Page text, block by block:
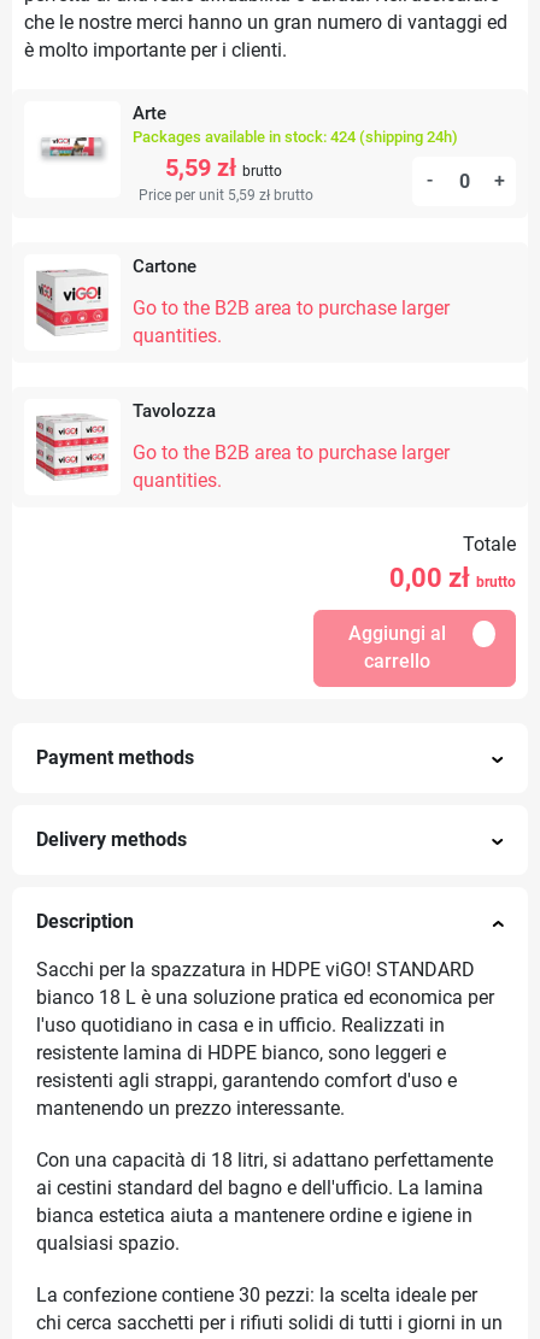
che le nostre merci hanno un gran numero di vantaggi ed
è molto importante per i clienti.
Arte
Packages available in stock: 424 (shipping 24h)
5,59 zł brutto
Price per unit 5,59 zł brutto
- +
Cartone
Go to the B2B area to purchase larger
quantities.
Tavolozza
Go to the B2B area to purchase larger
quantities.
Totale
0,00 zł brutto
Aggiungi al
carrello
Payment methods
Delivery methods
Description
Sacchi per la spazzatura in HDPE viGO! STANDARD
bianco 18 L è una soluzione pratica ed economica per
l'uso quotidiano in casa e in ufficio. Realizzati in
resistente lamina di HDPE bianco, sono leggeri e
resistenti agli strappi, garantendo comfort d'uso e
mantenendo un prezzo interessante.
Con una capacità di 18 litri, si adattano perfettamente
ai cestini standard del bagno e dell'ufficio. La lamina
bianca estetica aiuta a mantenere ordine e igiene in
qualsiasi spazio.
La confezione contiene 30 pezzi: la scelta ideale per
chi cerca sacchetti per i rifiuti solidi di tutti i giorni in un